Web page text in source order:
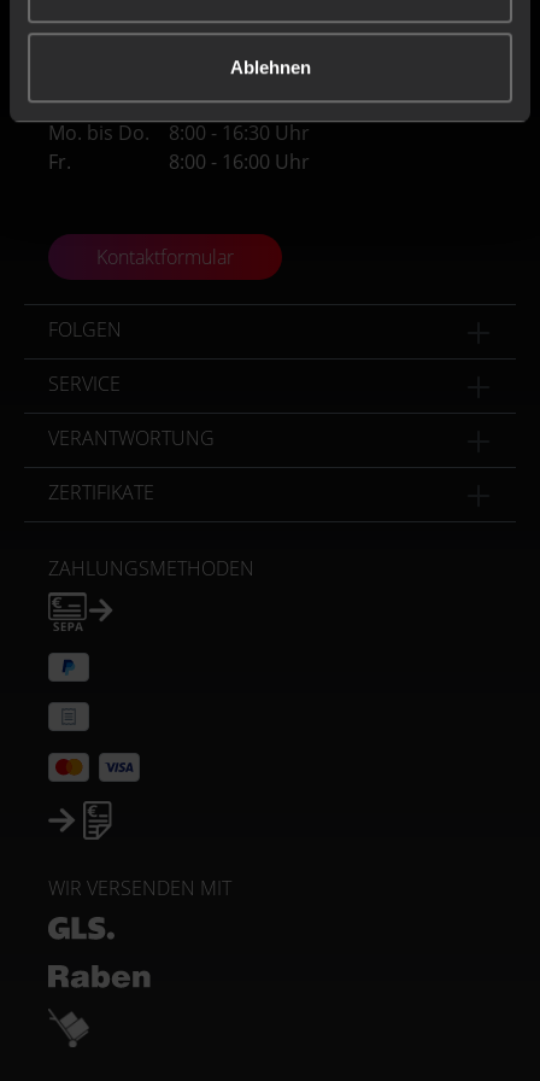
Ablehnen
Fax
+49 (0) 4171 / 84 80-190
Geschäftszeiten
Mo. bis Do.
8:00 - 16:30 Uhr
Fr.
8:00 - 16:00 Uhr
Kontaktformular
FOLGEN
SERVICE
VERANTWORTUNG
ZERTIFIKATE
ZAHLUNGSMETHODEN
WIR VERSENDEN MIT